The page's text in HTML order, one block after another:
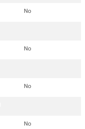
No
No
No
No